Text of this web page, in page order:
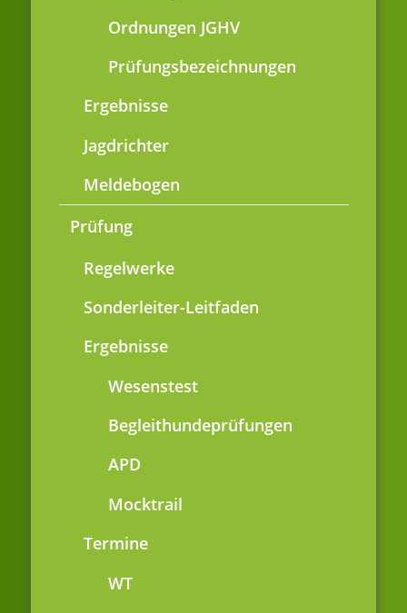
Ordnungen JGHV
Prüfungsbezeichnungen
Ergebnisse
Jagdrichter
Meldebogen
Prüfung
Regelwerke
Sonderleiter-Leitfaden
Ergebnisse
Wesenstest
Begleithundeprüfungen
APD
Mocktrail
Termine
WT